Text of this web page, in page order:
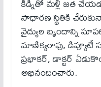
కిడ్నీతో మళ్లీ జత
సాధారణ స్థితికి
వైద్యుల బృందాన్ని
మాణిక్యరావు, డిప్యూటీ
ప్రభాకర్, డాక్ట‌ర్‌
అభినందించారు.